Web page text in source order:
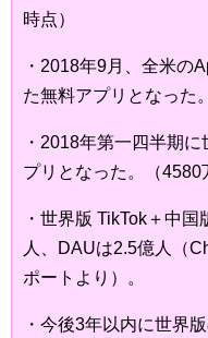
時点）
・2018年9月、全米の
た無料アプリとなった。
・2018年第一四半期
プリとなった。（4580
・世界版 TikTok＋中
人、DAUは2.5億人（
ポートより）。
・今後3年以内に世界